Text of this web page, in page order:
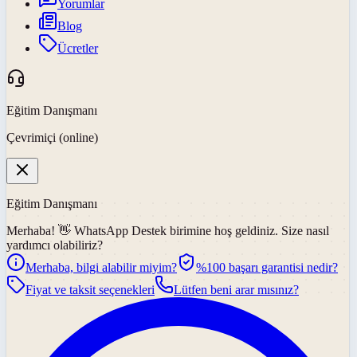
Yorumlar
Blog
Ücretler
Eğitim Danışmanı
Çevrimiçi (online)
Eğitim Danışmanı
Merhaba! 👋 WhatsApp Destek birimine hoş geldiniz. Size nasıl
yardımcı olabiliriz?
Merhaba, bilgi alabilir miyim?
%100 başarı garantisi nedir?
Fiyat ve taksit seçenekleri
Lütfen beni arar mısınız?